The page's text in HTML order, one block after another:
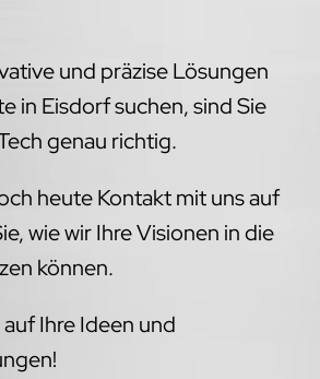
und präzise Lösungen
in Eisdorf suchen, sind Sie
genau richtig.
heute Kontakt mit uns auf
wie wir Ihre Visionen in die
können.
Ihre Ideen und